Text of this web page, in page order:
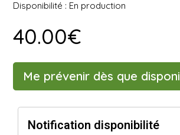
Disponibilité : En production
40.00€
Me prévenir dès que
Notification disponibilité